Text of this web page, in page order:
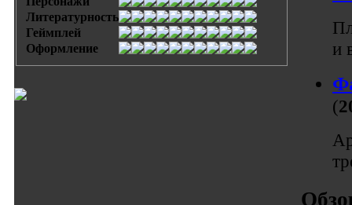
Литературность
Геймплей
Оформление
и
(